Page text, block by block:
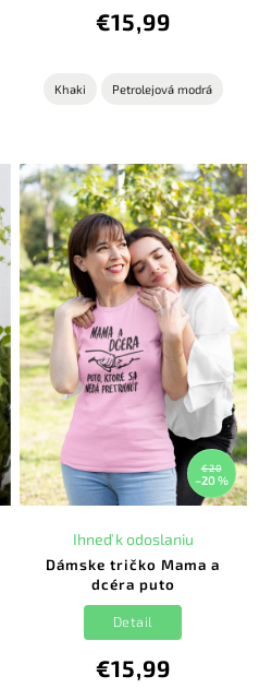
€15,99
Khaki Petrolejová modrá
€20
–20 %
Dámske tričko Mama a
dcéra puto
Ihneď k odoslaniu
€15,99
Detail